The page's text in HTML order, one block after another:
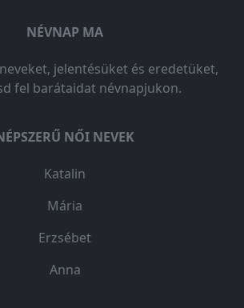
NÉVNAP MA
jelentésüket és eredetüket,
fel barátaidat névnapjukon.
NŐI NEVEK
Katalin
Mária
Erzsébet
Anna